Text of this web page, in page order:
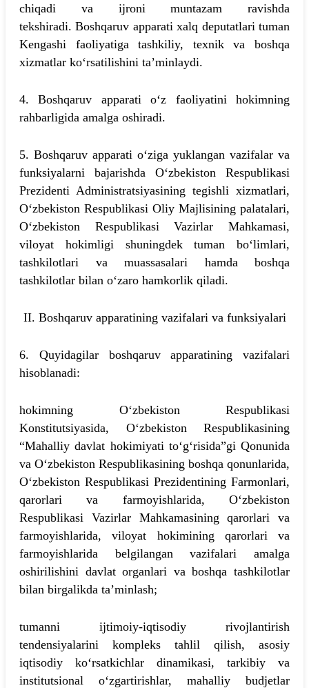
chiqadi va ijroni muntazam ravishda
tekshiradi. Boshqaruv apparati xalq deputatlari tuman
Kengashi faoliyatiga tashkiliy, texnik va boshqa
xizmatlar ko‘rsatilishini ta’minlaydi.
4. Boshqaruv apparati o‘z faoliyatini hokimning
rahbarligida amalga oshiradi.
5. Boshqaruv apparati o‘ziga yuklangan vazifalar va
funksiyalarni bajarishda O‘zbekiston Respublikasi
Prezidenti Administratsiyasining tegishli xizmatlari,
O‘zbekiston Respublikasi Oliy Majlisining palatalari,
O‘zbekiston Respublikasi Vazirlar Mahkamasi,
viloyat hokimligi shuningdek tuman bo‘limlari,
tashkilotlari va muassasalari hamda boshqa
tashkilotlar bilan o‘zaro hamkorlik qiladi.
II. Boshqaruv apparatining vazifalari va funksiyalari
6. Quyidagilar boshqaruv apparatining vazifalari
hisoblanadi:
hokimning O‘zbekiston Respublikasi
Konstitutsiyasida, O‘zbekiston Respublikasining
“Mahalliy davlat hokimiyati to‘g‘risida”gi Qonunida
va O‘zbekiston Respublikasining boshqa qonunlarida,
O‘zbekiston Respublikasi Prezidentining Farmonlari,
qarorlari va farmoyishlarida, O‘zbekiston
Respublikasi Vazirlar Mahkamasining qarorlari va
farmoyishlarida, viloyat hokimining qarorlari va
farmoyishlarida belgilangan vazifalari amalga
oshirilishini davlat organlari va boshqa tashkilotlar
bilan birgalikda ta’minlash;
tumanni ijtimoiy-iqtisodiy rivojlantirish
tendensiyalarini kompleks tahlil qilish, asosiy
iqtisodiy ko‘rsatkichlar dinamikasi, tarkibiy va
institutsional o‘zgartirishlar, mahalliy budjetlar